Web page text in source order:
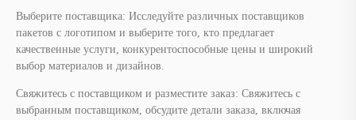
Выберите поставщика: Исследуйте различных поставщиков
пакетов с логотипом и выберите того, кто предлагает
качественные услуги, конкурентоспособные цены и широкий
выбор материалов и дизайнов.
Свяжитесь с поставщиком и разместите заказ: Свяжитесь с
выбранным поставщиком, обсудите детали заказа, включая